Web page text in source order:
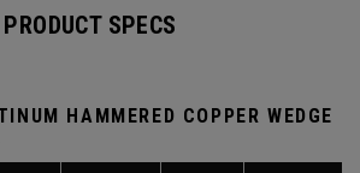
PRODUCT SPECS
HAMMERED COPPER WEDGE